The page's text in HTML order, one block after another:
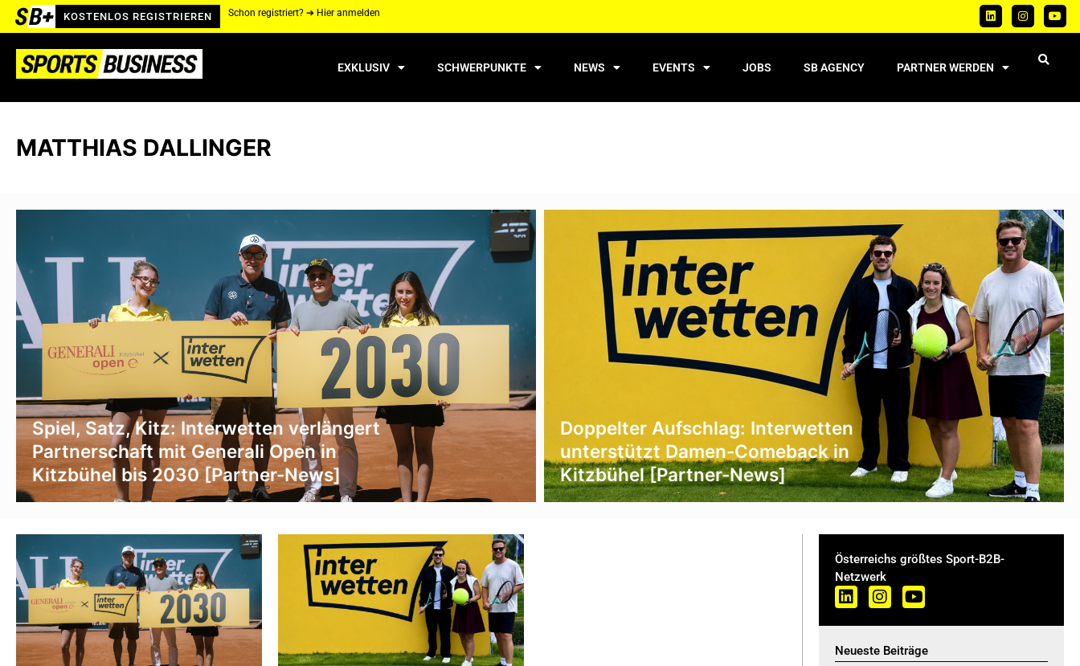
KOSTENLOS REGISTRIEREN Schon registriert? ➔ Hier anmelden
EXKLUSIV SCHWERPUNKTE NEWS EVENTS JOBS SB AGENCY PARTNER WERDEN
MATTHIAS DALLINGER
Spiel, Satz, Kitz: Interwetten verlängert
Partnerschaft mit Generali Open in
Kitzbühel bis 2030 [Partner-News]
Doppelter Aufschlag: Interwetten
unterstützt Damen-Comeback in
Kitzbühel [Partner-News]
Österreichs größtes Sport-B2B-
Netzwerk
Neueste Beiträge